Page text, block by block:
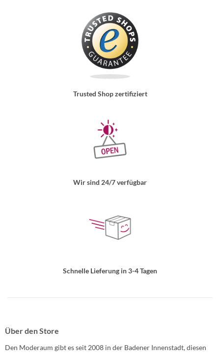
Trusted Shop zertifiziert
Wir sind 24/7 verfügbar
Schnelle Lieferung in 3-4 Tagen
Über den Store
Den Moderaum gibt es seit 2008 in der Badener Innenstadt, diesen